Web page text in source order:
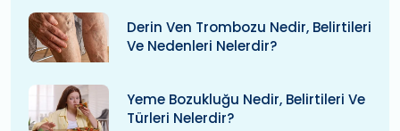
Derin Ven Trombozu Nedir, Belirtileri
Ve Nedenleri Nelerdir?
Yeme Bozukluğu Nedir, Belirtileri Ve
Türleri Nelerdir?